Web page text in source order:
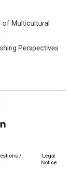
of Multicultural
Perspectives
/
Legal
Notice